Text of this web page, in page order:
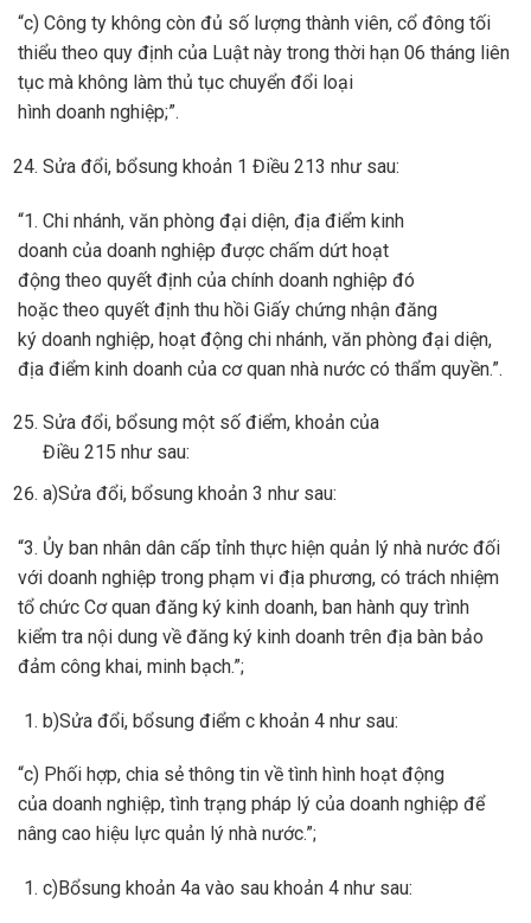
“c) Công ty không còn đủ số lượng thành viên, cổ đông tối
thiểu theo quy định của Luật này trong thời hạn 06 tháng liên
tục mà không làm thủ tục chuyển đổi loại
hình doanh nghiệp;”.
Sửa đổi, bổsung khoản 1 Điều 213 như sau:
“1. Chi nhánh, văn phòng đại diện, địa điểm kinh
doanh của doanh nghiệp được chấm dứt hoạt
động theo quyết định của chính doanh nghiệp đó
hoặc theo quyết định thu hồi Giấy chứng nhận đăng
ký doanh nghiệp, hoạt động chi nhánh, văn phòng đại diện,
địa điểm kinh doanh của cơ quan nhà nước có thẩm quyền.”.
Sửa đổi, bổsung một số điểm, khoản của
Điều 215 như sau:
a)Sửa đổi, bổsung khoản 3 như sau:
“3. Ủy ban nhân dân cấp tỉnh thực hiện quản lý nhà nước đối
với doanh nghiệp trong phạm vi địa phương, có trách nhiệm
tổ chức Cơ quan đăng ký kinh doanh, ban hành quy trình
kiểm tra nội dung về đăng ký kinh doanh trên địa bàn bảo
đảm công khai, minh bạch.”;
b)Sửa đổi, bổsung điểm c khoản 4 như sau:
“c) Phối hợp, chia sẻ thông tin về tình hình hoạt động
của doanh nghiệp, tình trạng pháp lý của doanh nghiệp để
nâng cao hiệu lực quản lý nhà nước.”;
c)Bổsung khoản 4a vào sau khoản 4 như sau: